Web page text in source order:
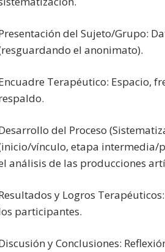
del Sujeto/Grupo:
el anonimato).
Terapéutico: Espacio,
del Proceso
vínculo, etapa intermedia/
análisis de las producciones
y Logros Terapéuticos:
participantes.
y Conclusiones: